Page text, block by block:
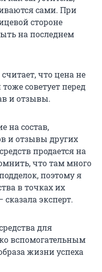
сами. При
стороне
на последнем
что цена не
советует перед
и отзывы.
на состав,
и отзывы других
продается на
что там много
поэтому я
в точках их
эксперт.
для
вспомогательным
жизни успеха